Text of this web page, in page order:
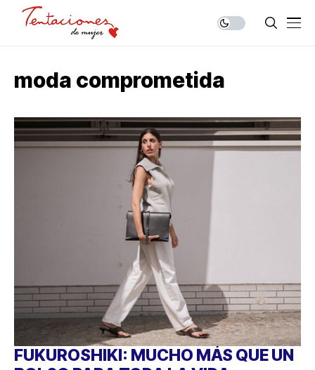
moda comprometida
FUKUROSHIKI: MUCHO MÁS QUE UN